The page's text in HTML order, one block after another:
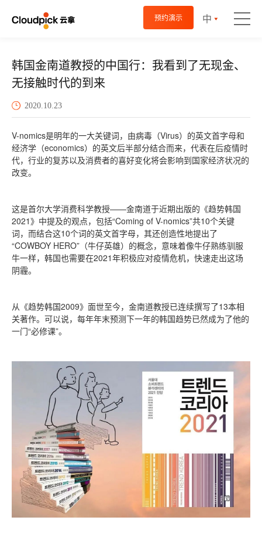
预约演示 中
韩国金南道教授的中国行：我看到了无现金、
无接触时代的到来
2020.10.23
V-nomics是明年的一大关键词，由病毒（Virus）的英文首字母和
经济学（economics）的英文后半部分结合而来，代表在后疫情时
代，行业的复苏以及消费者的喜好变化将会影响到国家经济状况的
改变。
这是首尔大学消费科学教授——金南道于近期出版的《趋势韩国
2021》中提及的观点，包括“Coming of V-nomics”共10个关键
词，而结合这10个词的英文首字母，其还创造性地提出了
“COWBOY HERO”（牛仔英雄）的概念，意味着像牛仔熟练驯服
牛一样，韩国也需要在2021年积极应对疫情危机，快速走出这场
阴霾。
从《趋势韩国2009》面世至今，金南道教授已连续撰写了13本相
关著作。可以说，每年年末预测下一年的韩国趋势已然成为了他的
一门“必修课”。